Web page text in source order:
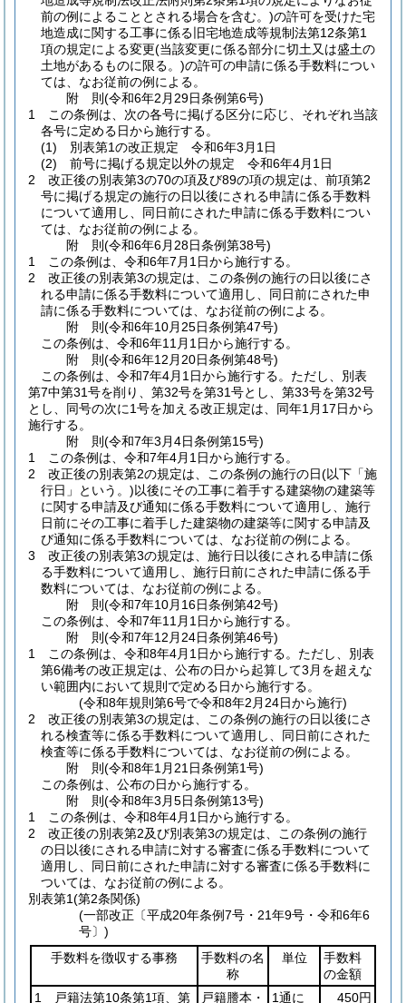
前の例によることとされる場合を含む。)の許可を受けた宅
地造成に関する工事に係る旧宅地造成等規制法第12条第1
項の規定による変更(当該変更に係る部分に切土又は盛土の
土地があるものに限る。)の許可の申請に係る手数料につい
ては、なお従前の例による。
附 則(令和6年2月29日条例第6号)
1
この条例は、次の各号に掲げる区分に応じ、それぞれ当該
各号に定める日から施行する。
(1)
別表第1の改正規定 令和6年3月1日
(2)
前号に掲げる規定以外の規定 令和6年4月1日
2
改正後の別表第3の70の項及び89の項の規定は、前項第2
号に掲げる規定の施行の日以後にされる申請に係る手数料
について適用し、同日前にされた申請に係る手数料につい
ては、なお従前の例による。
附 則(令和6年6月28日条例第38号)
1
この条例は、令和6年7月1日から施行する。
2
改正後の別表第3の規定は、この条例の施行の日以後にさ
れる申請に係る手数料について適用し、同日前にされた申
請に係る手数料については、なお従前の例による。
附 則(令和6年10月25日条例第47号)
この条例は、令和6年11月1日から施行する。
附 則(令和6年12月20日条例第48号)
この条例は、令和7年4月1日から施行する。 ただし、別表
第7中第31号を削り、第32号を第31号とし、第33号を第32号
とし、同号の次に1号を加える改正規定は、同年1月17日から
施行する。
附 則(令和7年3月4日条例第15号)
1
この条例は、令和7年4月1日から施行する。
2
改正後の別表第2の規定は、この条例の施行の日(以下「施
行日」という。)以後にその工事に着手する建築物の建築等
に関する申請及び通知に係る手数料について適用し、施行
日前にその工事に着手した建築物の建築等に関する申請及
び通知に係る手数料については、なお従前の例による。
3
改正後の別表第3の規定は、施行日以後にされる申請に係
る手数料について適用し、施行日前にされた申請に係る手
数料については、なお従前の例による。
附 則(令和7年10月16日条例第42号)
この条例は、令和7年11月1日から施行する。
附 則(令和7年12月24日条例第46号)
1
この条例は、令和8年4月1日から施行する。 ただし、別表
第6備考の改正規定は、公布の日から起算して3月を超えな
い範囲内において規則で定める日から施行する。
(令和8年規則第6号で令和8年2月24日から施行)
2
改正後の別表第3の規定は、この条例の施行の日以後にさ
れる検査等に係る手数料について適用し、同日前にされた
検査等に係る手数料については、なお従前の例による。
附 則(令和8年1月21日条例第1号)
この条例は、公布の日から施行する。
附 則(令和8年3月5日条例第13号)
1
この条例は、令和8年4月1日から施行する。
2
改正後の別表第2及び別表第3の規定は、この条例の施行
の日以後にされる申請に対する審査に係る手数料について
適用し、同日前にされた申請に対する審査に係る手数料に
ついては、なお従前の例による。
別表第1(第2条関係)
(一部改正〔平成20年条例7号・21年9号・令和6年6
号〕)
手数料を徴収する事務
手数料の名
称
単位
手数料
の金額
1 戸籍法第10条第1項、第
戸籍謄本・
1通に
450円